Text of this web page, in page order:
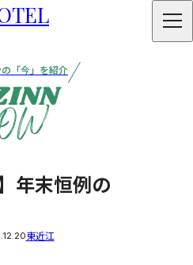
「今」を紹介
年末恒例の
東近江